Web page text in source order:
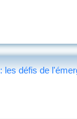
les défis de